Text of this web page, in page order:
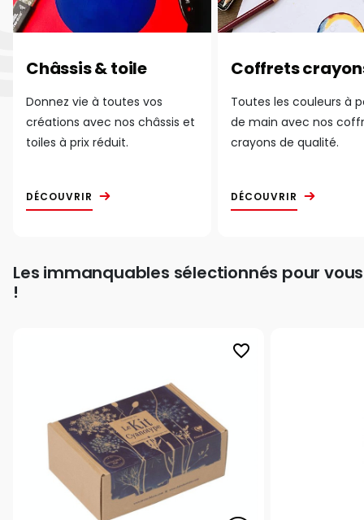
Châssis & toile
Donnez vie à toutes vos
créations avec nos châssis et
toiles à prix réduit.
DÉCOUVRIR
Coffrets
Toutes les couleurs à
de main avec nos
crayons de qualité.
DÉCOUVRIR
Les immanquables sélectionnés pour vous
!
favorite_border